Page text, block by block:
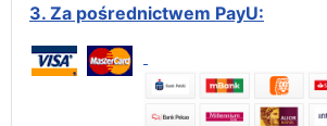
3. Za pośrednictwem PayU: